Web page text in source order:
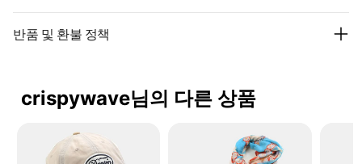
반품 및 환불 정책
crispywave님의 다른 상품